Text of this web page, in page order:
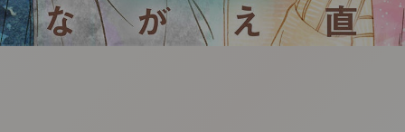
:692.15.692.32:t-
vnqp.lunrzsdszk.vn.oi